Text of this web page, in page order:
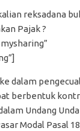
reksadana
Pajak ?
dalam
berbentuk
Undang
Modal Pasal